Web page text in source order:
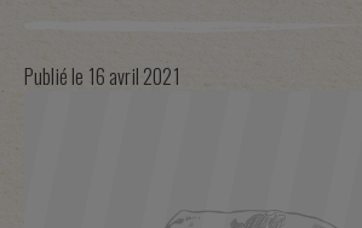
Publié le 16 avril 2021